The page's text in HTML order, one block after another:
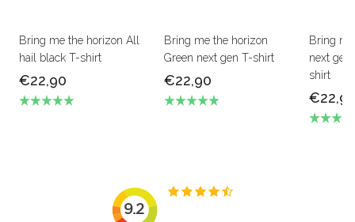
Bring me the horizon All
hail black T-shirt
€22,90
Bring me the horizon
Green next gen T-shirt
€22,90
Bring
next gen
shirt